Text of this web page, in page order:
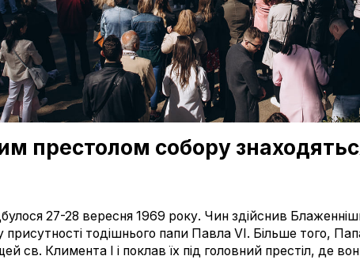
престолом собору
27-28 вересня 1969 року. Чин здійснив
присутності тодішнього папи Павла VI. Більше того,
св. Климента І і поклав їх під головний престіл, де